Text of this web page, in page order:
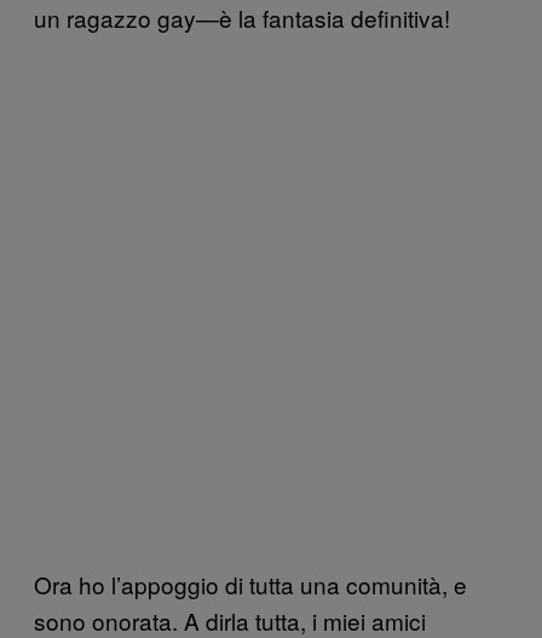
un ragazzo gay—è la fantasia definitiva!
Ora ho l’appoggio di tutta una comunità, e
sono onorata. A dirla tutta, i miei amici